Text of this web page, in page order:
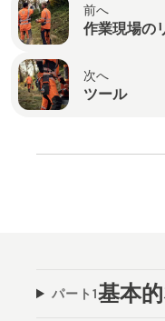
前へ
作業現場の
次へ
ツール
パート1基本